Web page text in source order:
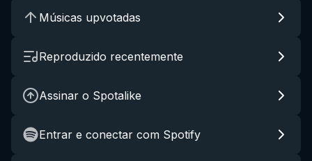
Músicas upvotadas
Reproduzido recentemente
Assinar o Spotalike
Entrar e conectar com Spotify